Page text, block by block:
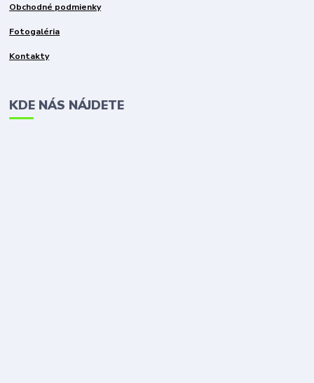
Obchodné podmienky
Fotogaléria
Kontakty
KDE NÁS NÁJDETE